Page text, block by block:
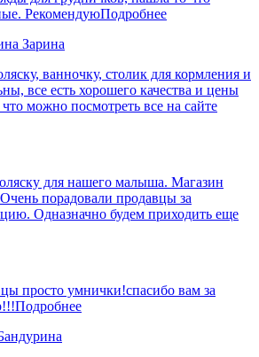
РекомендуюПодробнее
Зарина
ванночку, столик для кормления и
все есть хорошего качества и цены
можно посмотреть все на сайте
для нашего малыша. Магазин
порадовали продавцы за
Одназначно будем приходить еще
просто умнички!спасибо вам за
Подробнее